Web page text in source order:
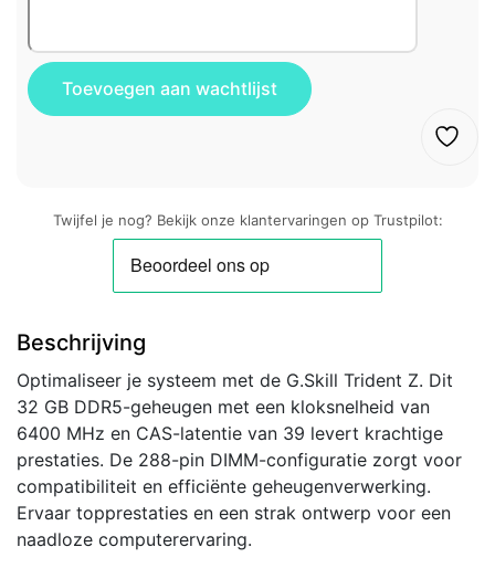
Twijfel je nog? Bekijk onze klantervaringen op Trustpilot:
Beschrijving
Optimaliseer je systeem met de G.Skill Trident Z. Dit
32 GB DDR5-geheugen met een kloksnelheid van
6400 MHz en CAS-latentie van 39 levert krachtige
prestaties. De 288-pin DIMM-configuratie zorgt voor
compatibiliteit en efficiënte geheugenverwerking.
Ervaar topprestaties en een strak ontwerp voor een
naadloze computerervaring.